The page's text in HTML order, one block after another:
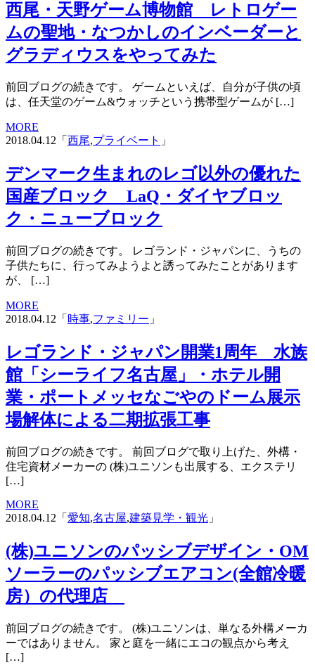
西尾・天野ゲーム博物館 レトロゲー
ムの聖地・なつかしのインベーダーと
グラディウスをやってみた
前回ブログの続きです。 ゲームといえば、自分が子供の頃
は、任天堂のゲーム&ウォッチという携帯型ゲームが […]
MORE
2018.04.12「 西尾,プライベート 」
デンマーク生まれのレゴ以外の優れた
国産ブロック LaQ・ダイヤブロッ
ク・ニューブロック
前回ブログの続きです。 レゴランド・ジャパンに、うちの
子供たちに、行ってみようよと誘ってみたことがあります
が、 […]
MORE
2018.04.12「 時事,ファミリー 」
レゴランド・ジャパン開業1周年 水族
館「シーライフ名古屋」・ホテル開
業・ポートメッセなごやのドーム展示
場解体による二期拡張工事
前回ブログの続きです。 前回ブログで取り上げた、外構・
住宅資材メーカーの (株)ユニソンも出展する、エクステリ
[…]
MORE
2018.04.12「 愛知,名古屋,建築見学・観光 」
(株)ユニソンのパッシブデザイン・OM
ソーラーのパッシブエアコン(全館冷暖
房）の代理店
前回ブログの続きです。 (株)ユニソンは、単なる外構メーカ
ーではありません。 家と庭を一緒にエコの観点から考え
[…]